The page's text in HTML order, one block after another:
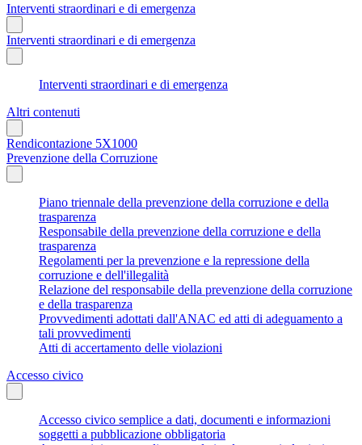
Interventi straordinari e di emergenza
Interventi straordinari e di emergenza
Interventi straordinari e di emergenza
Altri contenuti
Rendicontazione 5X1000
Prevenzione della Corruzione
Piano triennale della prevenzione della corruzione e della
trasparenza
Responsabile della prevenzione della corruzione e della
trasparenza
Regolamenti per la prevenzione e la repressione della
corruzione e dell'illegalità
Relazione del responsabile della prevenzione della corruzione
e della trasparenza
Provvedimenti adottati dall'ANAC ed atti di adeguamento a
tali provvedimenti
Atti di accertamento delle violazioni
Accesso civico
Accesso civico semplice a dati, documenti e informazioni
soggetti a pubblicazione obbligatoria